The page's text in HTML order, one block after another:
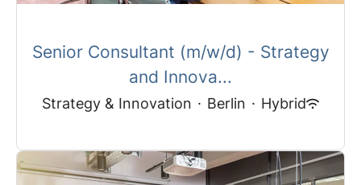
Senior Consultant (m/w/d) - Strategy
and Innova...
Strategy & Innovation · Berlin · Hybrid